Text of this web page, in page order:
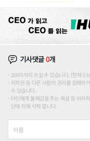
기사댓글0개
200자까지 쓰실 수 있습니다. (현재 0
저작권 등 다른 사람의 권리를 침해하
수 있습니다.
타인에게 불쾌감을 주는 욕설 등 비하
단에 의해 삭제 합니다.